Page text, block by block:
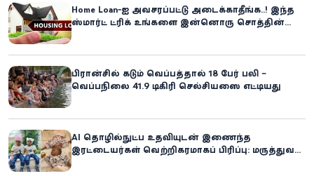
Home Loan-ஐ அவசரப்பட்டு அடைக்காதீங்க..! இந்த
ஸ்மார்ட் ட்ரிக் உங்களை இன்னொரு சொத்தின்
பிரான்சில் கடும் வெப்பத்தால் 18 பேர் பலி –
வெப்பநிலை 41.9 டிகிரி செல்சியஸை எட்டியது
AI தொழில்நுட்ப உதவியுடன் இணைந்த
இரட்டையர்கள் வெற்றிகரமாகப் பிரிப்பு: மருத்துவ